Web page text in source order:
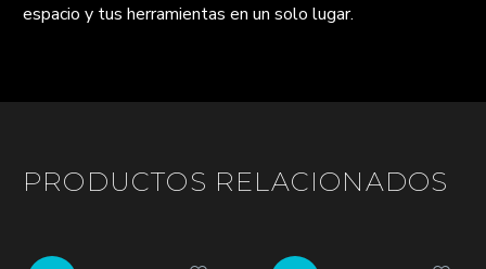
espacio y tus herramientas en un solo lugar.
PRODUCTOS RELACIONADOS